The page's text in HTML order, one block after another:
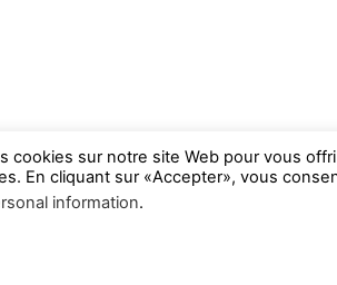
cookies sur notre site Web pour vous
En cliquant sur «Accepter», vous
information.